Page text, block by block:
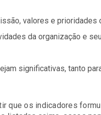
valores e prioridades
da organização e
significativas, tanto
que os indicadores